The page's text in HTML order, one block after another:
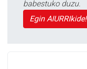
babestuko duzu.
Egin AIURRIkide!